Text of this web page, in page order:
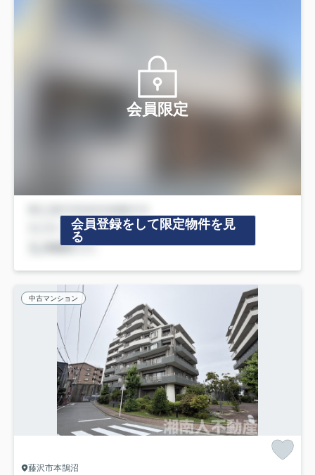
会員限定
会員登録をして限定物件を見
る
中古マンション
藤沢市本鵠沼